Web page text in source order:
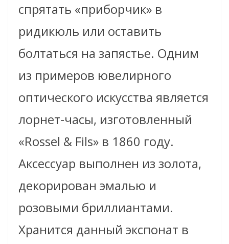
спрятать «приборчик» в
ридикюль или оставить
болтаться на запястье. Одним
из примеров ювелирного
оптического искусства является
лорнет-часы, изготовленный
«Rossel & Fils» в 1860 году.
Аксессуар выполнен из золота,
декорирован эмалью и
розовыми бриллиантами.
Хранится данный экспонат в